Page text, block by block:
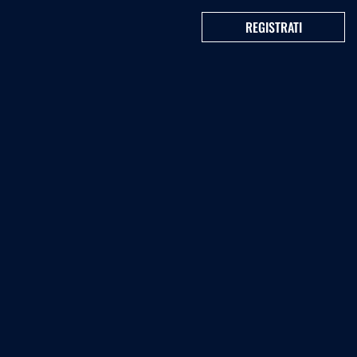
REGISTRATI